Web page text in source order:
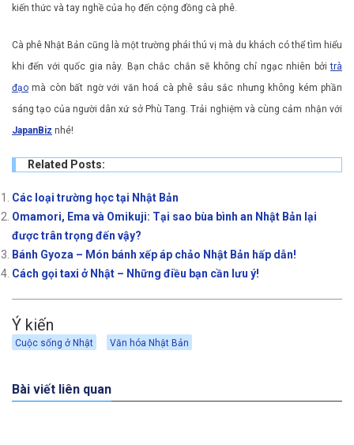
kiến ​​thức và tay nghề của họ đến cộng đồng cà phê.
Cà phê Nhật Bản cũng là một trường phái thú vị mà du khách có thể tìm hiểu
khi đến với quốc gia này. Bạn chắc chắn sẽ không chỉ ngạc nhiên bởitrà
đạo mà còn bất ngờ với văn hoá cà phê sâu sắc nhưng không kém phần
sáng tạo của người dân xứ sở Phù Tang. Trải nghiệm và cùng cảm nhận với
JapanBiz nhé!
Related Posts:
Các loại trường học tại Nhật Bản
Omamori, Ema và Omikuji: Tại sao bùa bình an Nhật Bản lại
được trân trọng đến vậy?
Bánh Gyoza – Món bánh xếp áp chảo Nhật Bản hấp dẫn!
Cách gọi taxi ở Nhật – Những điều bạn cần lưu ý!
Ý kiến
Cuộc sống ở Nhật Văn hóa Nhật Bản
Bài viết liên quan